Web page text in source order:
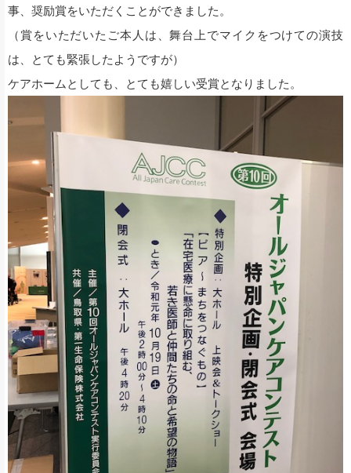
事、奨励賞をいただくことができました。
（賞をいただいたご本人は、舞台上でマイクをつけての演技
は、とても緊張したようですが）
ケアホームとしても、とても嬉しい受賞となりました。